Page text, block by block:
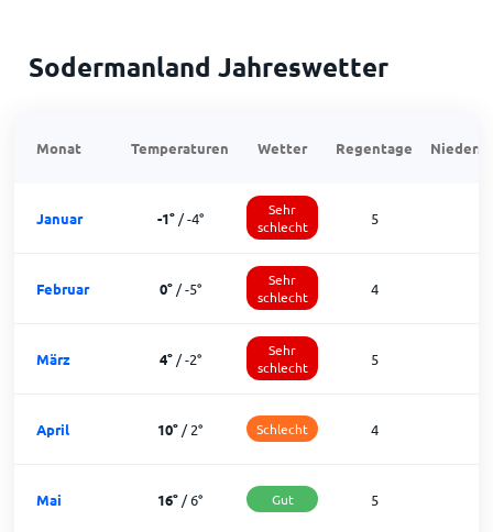
Sodermanland Jahreswetter
Monat Temperaturen Wetter Regentage
Januar -1°/-4°
Sehr
schlecht
5
Februar 0°/-5°
Sehr
schlecht
4
März 4°/-2°
Sehr
schlecht
5
April 10° /2° Schlecht 4
Mai 16° /6° Gut 5